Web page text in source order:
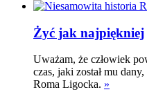
Żyć jak najpiękniej
Uważam, że człowiek
czas, jaki został mu
Roma Ligocka. »